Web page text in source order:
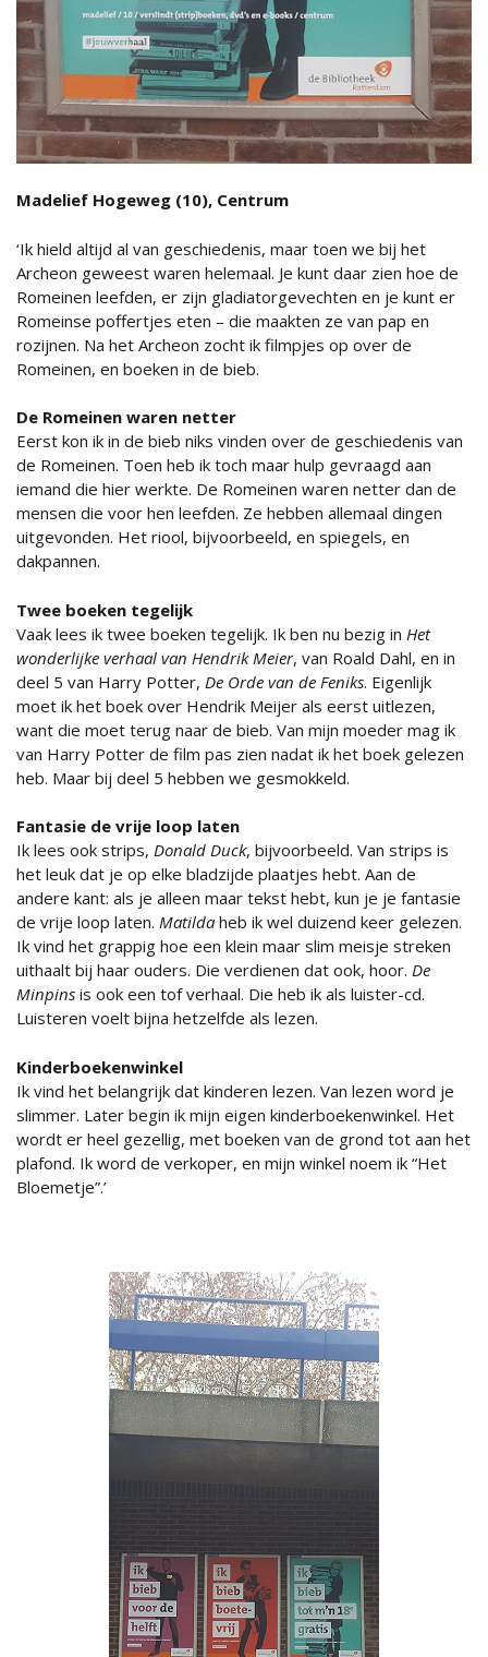
Madelief Hogeweg (10), Centrum
‘Ik hield altijd al van geschiedenis, maar toen we bij het
Archeon geweest waren helemaal. Je kunt daar zien hoe de
Romeinen leefden, er zijn gladiatorgevechten en je kunt er
Romeinse poffertjes eten – die maakten ze van pap en
rozijnen. Na het Archeon zocht ik filmpjes op over de
Romeinen, en boeken in de bieb.
De Romeinen waren netter
Eerst kon ik in de bieb niks vinden over de geschiedenis van
de Romeinen. Toen heb ik toch maar hulp gevraagd aan
iemand die hier werkte. De Romeinen waren netter dan de
mensen die voor hen leefden. Ze hebben allemaal dingen
uitgevonden. Het riool, bijvoorbeeld, en spiegels, en
dakpannen.
Twee boeken tegelijk
Vaak lees ik twee boeken tegelijk. Ik ben nu bezig in Het
wonderlijke verhaal van Hendrik Meier, van Roald Dahl, en in
deel 5 van Harry Potter, De Orde van de Feniks. Eigenlijk
moet ik het boek over Hendrik Meijer als eerst uitlezen,
want die moet terug naar de bieb. Van mijn moeder mag ik
van Harry Potter de film pas zien nadat ik het boek gelezen
heb. Maar bij deel 5 hebben we gesmokkeld.
Fantasie de vrije loop laten
Ik lees ook strips, Donald Duck, bijvoorbeeld. Van strips is
het leuk dat je op elke bladzijde plaatjes hebt. Aan de
andere kant: als je alleen maar tekst hebt, kun je je fantasie
de vrije loop laten. Matilda heb ik wel duizend keer gelezen.
Ik vind het grappig hoe een klein maar slim meisje streken
uithaalt bij haar ouders. Die verdienen dat ook, hoor. De
Minpins is ook een tof verhaal. Die heb ik als luister-cd.
Luisteren voelt bijna hetzelfde als lezen.
Kinderboekenwinkel
Ik vind het belangrijk dat kinderen lezen. Van lezen word je
slimmer. Later begin ik mijn eigen kinderboekenwinkel. Het
wordt er heel gezellig, met boeken van de grond tot aan het
plafond. Ik word de verkoper, en mijn winkel noem ik “Het
Bloemetje”.’